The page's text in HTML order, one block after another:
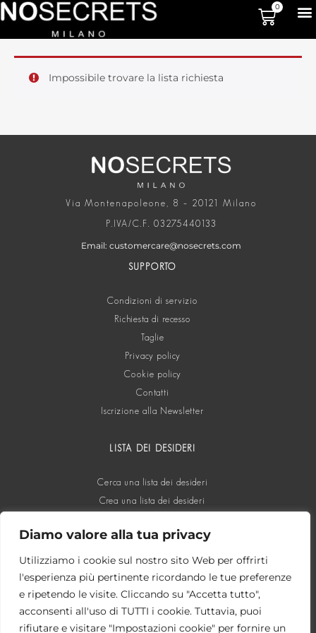
Diamo valore alla tua privacy
Utilizziamo i cookie sul nostro sito Web per offrirti
l'esperienza più pertinente ricordando le tue preferenze
e ripetendo le visite. Cliccando su "Accetta tutto",
acconsenti all'uso di TUTTI i cookie. Tuttavia, puoi
rifiutare e visitare "Impostazioni cookie" per fornire un
0
Impossibile trovare la lista richiesta
Via Montenapoleone, 8 – 20121 Milano
P.IVA/C.F. 03275440133
Email: customercare@nosecrets.com
SUPPORTO
Condizioni di servizio
Richiesta di recesso
Taglie
Privacy policy
Cookie policy
Contatti
Iscrizione alla Newsletter
LISTA DEI DESIDERI
Cerca una lista dei desideri
Crea una lista dei desideri
SOCIAL